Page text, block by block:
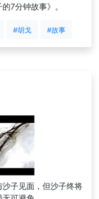
7分钟故事》。
#胡戈 #故事
子见面，但沙子终将